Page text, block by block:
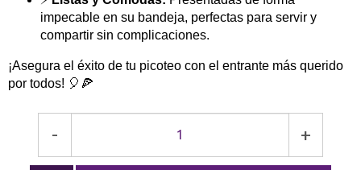
impecable en su bandeja, perfectas para servir y
compartir sin complicaciones.
¡Asegura el éxito de tu picoteo con el entrante más querido
por todos! 🎈🍕
- +